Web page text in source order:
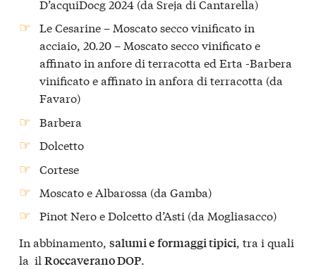
D’acquiDocg 2024 (da Sreja di Cantarella)
Le Cesarine – Moscato secco vinificato in
acciaio, 20.20 – Moscato secco vinificato e
affinato in anfore di terracotta ed Erta -Barbera
vinificato e affinato in anfora di terracotta (da
Favaro)
Barbera
Dolcetto
Cortese
Moscato e Albarossa (da Gamba)
Pinot Nero e Dolcetto d’Asti (da Mogliasacco)
In abbinamento, salumi e formaggi tipici, tra i quali
la il Roccaverano DOP.